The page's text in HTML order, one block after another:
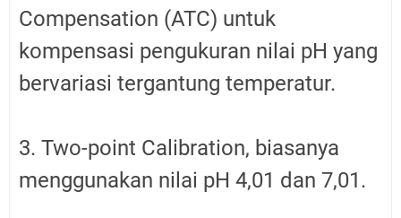
Compensation (ATC) untuk
kompensasi pengukuran nilai pH yang
bervariasi tergantung temperatur.
3. Two-point Calibration, biasanya
menggunakan nilai pH 4,01 dan 7,01.